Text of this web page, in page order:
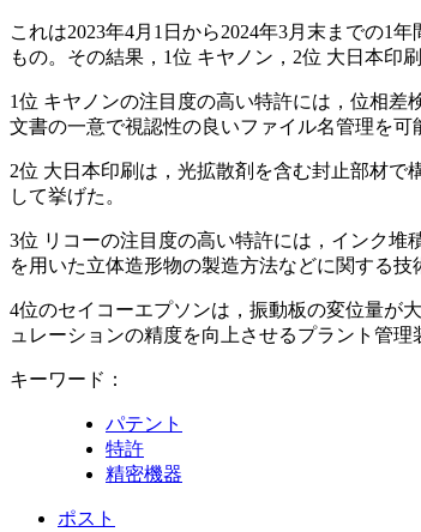
これは2023年4月1日から2024年3月末までの1
もの。その結果，1位 キヤノン，2位 大日本印
1位 キヤノンの注目度の高い特許には，位相
文書の一意で視認性の良いファイル名管理を可
2位 大日本印刷は，光拡散剤を含む封止部材
して挙げた。
3位 リコーの注目度の高い特許には，インク
を用いた立体造形物の製造方法などに関する技
4位のセイコーエプソンは，振動板の変位量が
ュレーションの精度を向上させるプラント管
キーワード：
パテント
特許
精密機器
ポスト